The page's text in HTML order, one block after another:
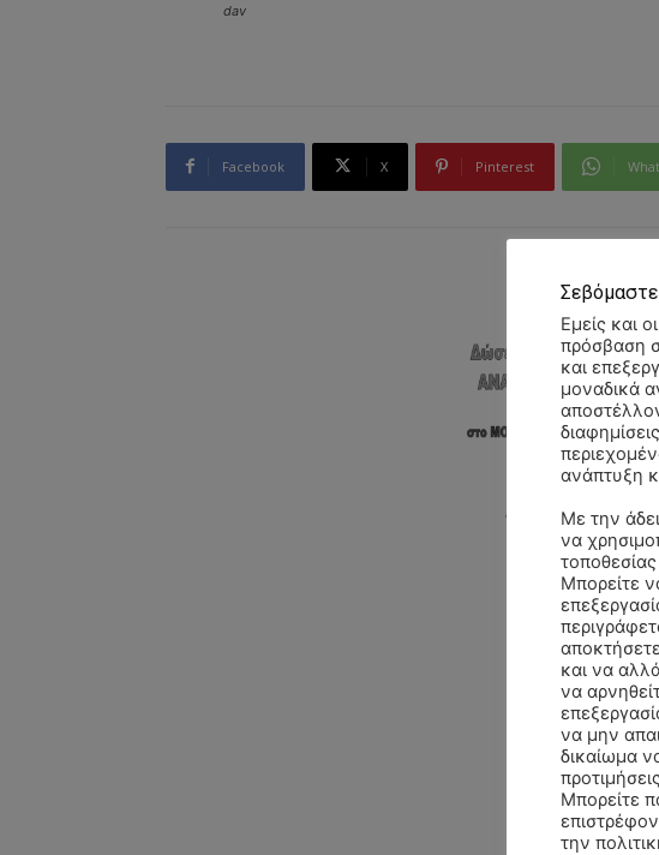
dav
Facebook X Pinterest
Σεβόμαστε
Εμείς και
πρόσβαση
και
μοναδικά
ανάπτυξη
Με την
να
Μπορείτε
και να
να
να μην
δικαίωμα
Μπορείτε
την